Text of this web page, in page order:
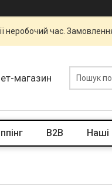
неробочий час.
магазин
B2B Наші